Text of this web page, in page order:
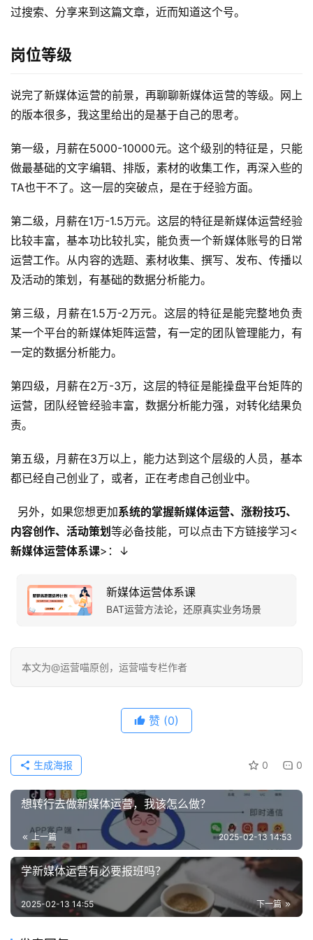
过搜索、分享来到这篇文章，近而知道这个号。
岗位等级
说完了新媒体运营的前景，再聊聊新媒体运营的等级。网上
的版本很多，我这里给出的是基于自己的思考。
第一级，月薪在5000-10000元。这个级别的特征是，只能
做最基础的文字编辑、排版，素材的收集工作，再深入些的
TA也干不了。这一层的突破点，是在于经验方面。
第二级，月薪在1万-1.5万元。这层的特征是新媒体运营经验
比较丰富，基本功比较扎实，能负责一个新媒体账号的日常
运营工作。从内容的选题、素材收集、撰写、发布、传播以
及活动的策划，有基础的数据分析能力。
第三级，月薪在1.5万-2万元。这层的特征是能完整地负责
某一个平台的新媒体矩阵运营，有一定的团队管理能力，有
一定的数据分析能力。
第四级，月薪在2万-3万，这层的特征是能操盘平台矩阵的
运营，团队经管经验丰富，数据分析能力强，对转化结果负
责。
第五级，月薪在3万以上，能力达到这个层级的人员，基本
都已经自己创业了，或者，正在考虑自己创业中。
另外，如果您想更加系统的掌握新媒体运营、涨粉技巧、
内容创作、活动策划等必备技能，可以点击下方链接学习<
新媒体运营体系课>：↓
新媒体运营体系课
BAT运营方法论，还原真实业务场景
本文为@运营喵原创，运营喵专栏作者
赞 (0)
0 0
生成海报
想转行去做新媒体运营，我该怎么做？
上一篇 2025-02-13 14:53
学新媒体运营有必要报班吗？
下一篇
2025-02-13 14:55